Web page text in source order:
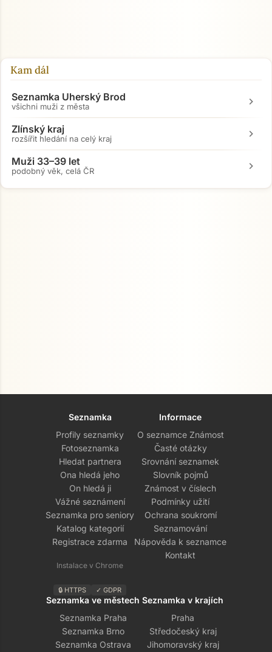
Kam dál
Seznamka Uherský Brod
všichni muži z města chevron_right
Zlínský kraj
rozšířit hledání na celý kraj chevron_right
Muži 33–39 let
podobný věk, celá ČR chevron_right
Seznamka
Profily seznamky
Fotoseznamka
Hledat partnera
Ona hledá jeho
On hledá ji
Vážné seznámení
Seznamka pro seniory
Katalog kategorií
Registrace zdarma
Instalace v Chrome
🔒 HTTPS ✓ GDPR
Informace
O seznamce Známost
Časté otázky
Srovnání seznamek
Slovník pojmů
Známost v číslech
Podmínky užití
Ochrana soukromí
Seznamování
Nápověda k seznamce
Kontakt
Seznamka ve městech
Seznamka Praha
Seznamka Brno
Seznamka Ostrava
Seznamka v krajích
Praha
Středočeský kraj
Jihomoravský kraj